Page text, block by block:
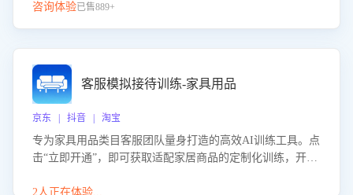
咨询体验已售889+
客服模拟接待训练-家具用品
京东 | 抖音 | 淘宝
专为家具用品类目客服团队量身打造的高效AI训练工具。点
击“立即开通”，即可获取适配家居商品的定制化训练，开启
能、尺寸参数咨询等高频场景下的专业应对能力。
2人正在体验...